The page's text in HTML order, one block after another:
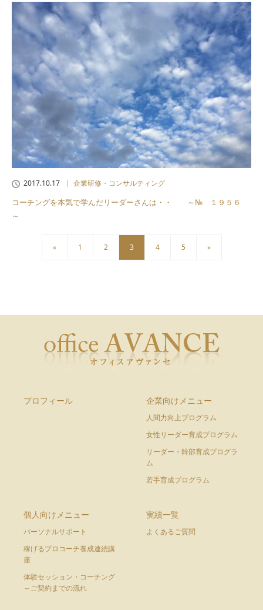
2017.10.17 企業研修・コンサルティング
コーチングを本気で学んだリーダーさんは・・ ～№ １９５６
～
« 1 2 3 4 5 »
プロフィール 企業向けメニュー
人間力向上プログラム
女性リーダー育成プログラム
リーダー・幹部育成プログラ
ム
若手育成プログラム
個人向けメニュー
パーソナルサポート
稼げるプロコーチ養成連続講
座
体験セッション・コーチング
～ご契約までの流れ
実績一覧
よくあるご質問